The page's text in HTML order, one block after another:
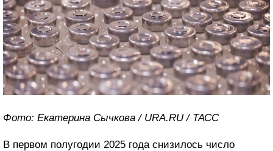
Фото: Екатерина Сычкова / URA.RU / ТАСС
В первом полугодии 2025 года снизилось число